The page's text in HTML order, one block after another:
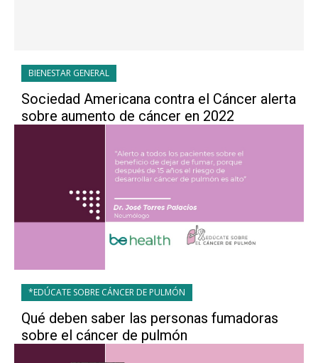
BIENESTAR GENERAL
Sociedad Americana contra el Cáncer alerta
sobre aumento de cáncer en 2022
*EDÚCATE SOBRE CÁNCER DE PULMÓN
Qué deben saber las personas fumadoras
sobre el cáncer de pulmón